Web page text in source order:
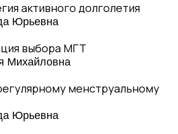
активного долголетия
Юрьевна
выбора МГТ
Михайловна
менструальному
Юрьевна